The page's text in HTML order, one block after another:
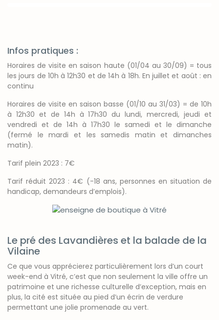
Infos pratiques :
Horaires de visite en saison haute (01/04 au 30/09) = tous
les jours de 10h à 12h30 et de 14h à 18h. En juillet et août : en
continu
Horaires de visite en saison basse (01/10 au 31/03) = de 10h
à 12h30 et de 14h à 17h30 du lundi, mercredi, jeudi et
vendredi et de 14h à 17h30 le samedi et le dimanche
(fermé le mardi et les samedis matin et dimanches
matin).
Tarif plein 2023 : 7€
Tarif réduit 2023 : 4€ (-18 ans, personnes en situation de
handicap, demandeurs d’emplois).
Le pré des Lavandières et la balade de la
Vilaine
Ce que vous apprécierez particulièrement lors d’un court
week-end à Vitré, c’est que non seulement la ville offre un
patrimoine et une richesse culturelle d’exception, mais en
plus, la cité est située au pied d’un écrin de verdure
permettant une jolie promenade au vert.